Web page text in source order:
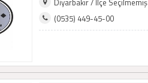
Diyarbakır / İlçe
(0535) 449-45-00